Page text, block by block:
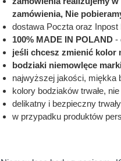
zamówienia, Nie
dostawa Poczta oraz
100% MADE IN POLAND -
jeśli chcesz zmienić kolor
bodziaki niemowlęce
najwyższej jakości, miękka
kolory bodziaków trwałe,
delikatny i bezpieczny
w przypadku produktów